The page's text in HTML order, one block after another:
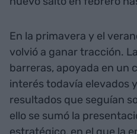
En la primavera y el
volvió a ganar tracción.
barreras, apoyada en un
interés todavía elevados
resultados que seguían
ello se sumó la